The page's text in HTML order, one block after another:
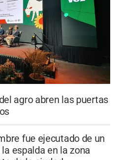
agro abren las puertas
fue ejecutado de un
espalda en la zona